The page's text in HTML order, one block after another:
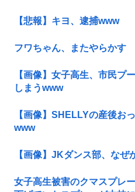
【悲報】キヨ、逮捕www
フワちゃん、またやらかす
【画像】女子高生、市民プ
しまうwww
【画像】SHELLYの産後お
www
【画像】JKダンス部、なぜ
女子高生被害のクマスプレ